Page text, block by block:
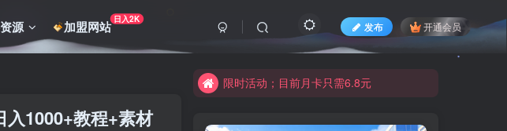
源 加盟网站 日入2K
发布 开通会员
1000+教程+素材
有问题联系及时联系皮皮
限时活动；目前月卡只需6.8元
有问题联系及时联系皮皮